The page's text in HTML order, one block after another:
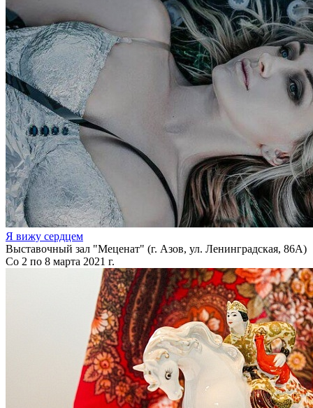
Я вижу сердцем
Выставочный зал "Меценат" (г. Азов, ул. Ленинградская, 86А)
Со 2 по 8 марта 2021 г.